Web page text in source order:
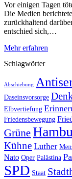
Vor einigen Tagen
Die Medien
zurückhaltend
entschied sich,…
Mehr erfahren
Schlagwörter
Abschiebung
Daseinsvorsorge
Elbvertiefung
Friedensbewegung
Grüne
Kühne Luther
Nato Oper Palästina
SPD Staat